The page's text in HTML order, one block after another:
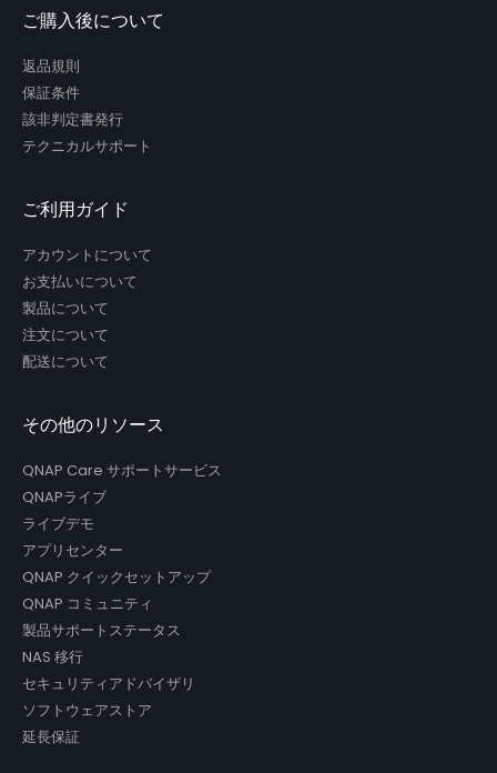
ご購入後について
返品規則
保証条件
該非判定書発行
テクニカルサポート
ご利用ガイド
アカウントについて
お支払いについて
製品について
注文について
配送について
その他のリソース
QNAP Care サポートサービス
QNAPライブ
ライブデモ
アプリセンター
QNAP クイックセットアップ
QNAP コミュニティ
製品サポートステータス
NAS 移行
セキュリティアドバイザリ
ソフトウェアストア
延長保証